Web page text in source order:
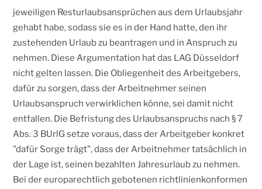
jeweiligen Resturlaubsansprüchen aus dem Urlaubsjahr
gehabt habe, sodass sie es in der Hand hatte, den ihr
zustehenden Urlaub zu beantragen und in Anspruch zu
nehmen. Diese Argumentation hat das LAG Düsseldorf
nicht gelten lassen. Die Obliegenheit des Arbeitgebers,
dafür zu sorgen, dass der Arbeitnehmer seinen
Urlaubsanspruch verwirklichen könne, sei damit nicht
entfallen. Die Befristung des Urlaubsanspruchs nach § 7
Abs. 3 BUrlG setze voraus, dass der Arbeitgeber konkret
"dafür Sorge trägt", dass der Arbeitnehmer tatsächlich in
der Lage ist, seinen bezahlten Jahresurlaub zu nehmen.
Bei der europarechtlich gebotenen richtlinienkonformen